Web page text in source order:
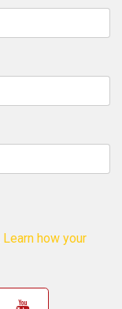
Learn how your